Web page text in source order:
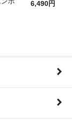
6,490円